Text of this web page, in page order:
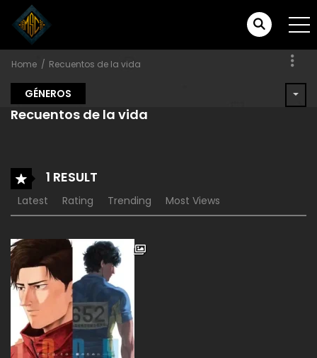
Home Recuentos de la vida
GÉNEROS
Recuentos de la vida
1 RESULT
Latest Rating Trending Most Views